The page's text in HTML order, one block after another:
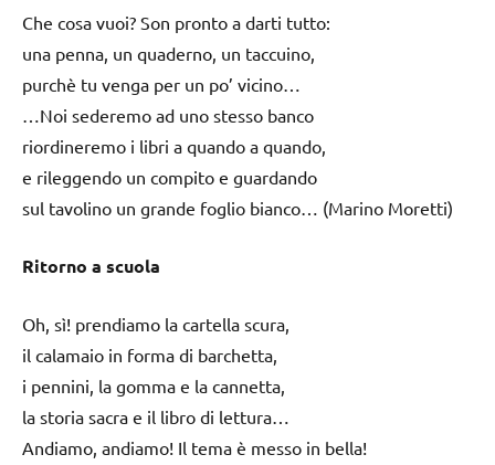
Che cosa vuoi? Son pronto a darti tutto:
una penna, un quaderno, un taccuino,
purchè tu venga per un po’ vicino…
…Noi sederemo ad uno stesso banco
riordineremo i libri a quando a quando,
e rileggendo un compito e guardando
sul tavolino un grande foglio bianco… (Marino Moretti)
Ritorno a scuola
Oh, sì! prendiamo la cartella scura,
il calamaio in forma di barchetta,
i pennini, la gomma e la cannetta,
la storia sacra e il libro di lettura…
Andiamo, andiamo! Il tema è messo in bella!